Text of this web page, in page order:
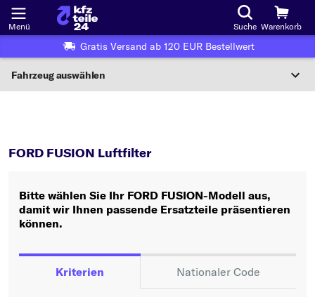
Menü Suche Warenkorb
Gratis Versand ab 120 EUR Bestellwert
Fahrzeug auswählen
Wo finde ich die?
Oder
Oder Fahrzeugauswahl nach Kriterien:
Hersteller wählen
FORD FUSION Luftfilter
Bitte wählen Sie Ihr FORD FUSION-Modell aus,
damit wir Ihnen passende Ersatzteile präsentieren
können.
Kriterien Nationaler Code